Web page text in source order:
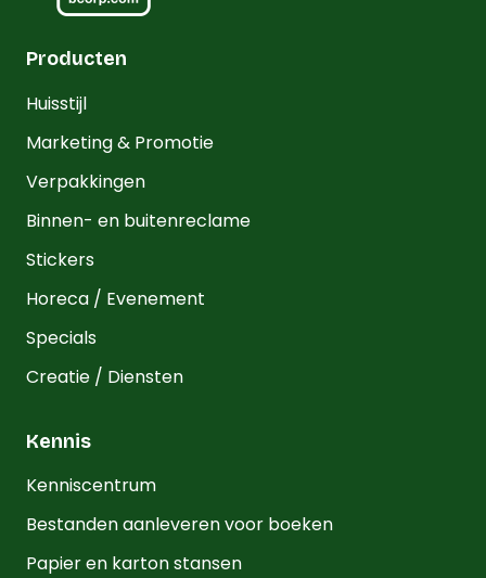
Producten
Huisstijl
Marketing & Promotie
Verpakkingen
Binnen- en buitenreclame
Stickers
Horeca / Evenement
Specials
Creatie / Diensten
Kennis
Kenniscentrum
Bestanden aanleveren voor boeken
Papier en karton stansen